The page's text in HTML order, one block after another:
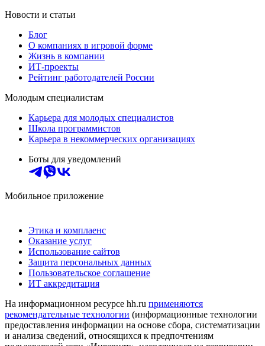
Новости и статьи
Блог
О компаниях в игровой форме
Жизнь в компании
ИТ-проекты
Рейтинг работодателей России
Молодым специалистам
Карьера для молодых специалистов
Школа программистов
Карьера в некоммерческих организациях
Боты для уведомлений
Мобильное приложение
Этика и комплаенс
Оказание услуг
Использование сайтов
Защита персональных данных
Пользовательское соглашение
ИТ аккредитация
На информационном ресурсе hh.ru применяются
рекомендательные технологии (информационные технологии
предоставления информации на основе сбора, систематизации
и анализа сведений, относящихся к предпочтениям